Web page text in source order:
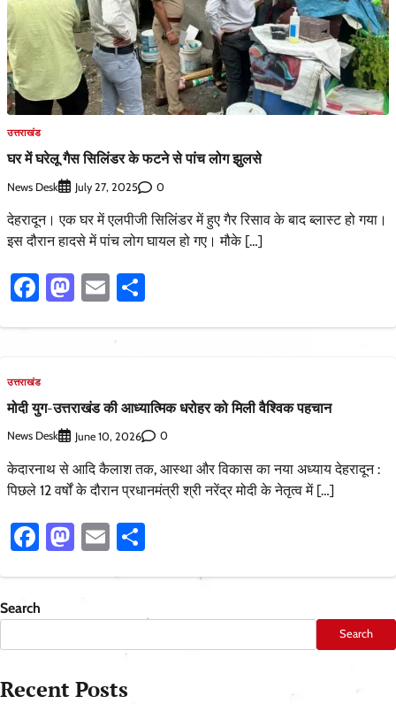
उत्तराखंड
घर में घरेलू गैस सिलिंडर के फटने से पांच लोग झुलसे
News Desk July 27, 2025 0
देहरादून। एक घर में एलपीजी सिलिंडर में हुए गैर रिसाव के बाद ब्लास्ट हो गया।
इस दौरान हादसे में पांच लोग घायल हो गए। मौके […]
Facebook
Mastodon
Email
उत्तराखंड
मोदी युग-उत्तराखंड की आध्यात्मिक धरोहर को मिली वैश्विक पहचान
News Desk June 10, 2026 0
केदारनाथ से आदि कैलाश तक, आस्था और विकास का नया अध्याय देहरादून :
पिछले 12 वर्षों के दौरान प्रधानमंत्री श्री नरेंद्र मोदी के नेतृत्व में […]
Facebook
Mastodon
Email
Search
Search
Recent Posts